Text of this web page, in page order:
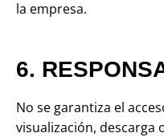
la empresa.
6.
No se garantiza el
visualización, descarga